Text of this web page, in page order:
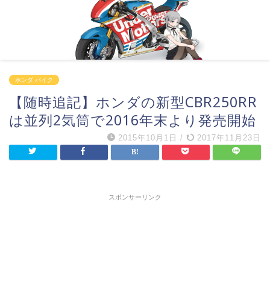
ホンダ バイク
【随時追記】ホンダの新型CBR250RR
は並列2気筒で2016年末より発売開始
2015年10月1日 / 2017年11月23日
スポンサーリンク